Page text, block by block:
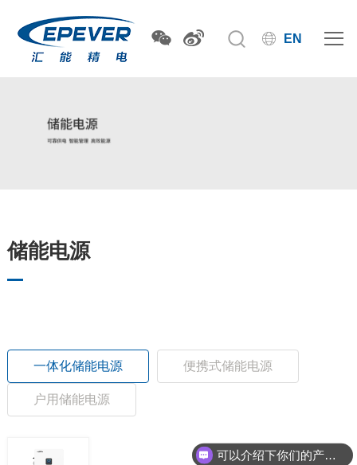
EN
储能电源
一体化储能电源 便携式储能电源
户用储能电源
可以介绍下你们的产品么？